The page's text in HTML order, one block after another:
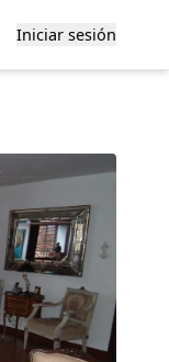
Iniciar sesión